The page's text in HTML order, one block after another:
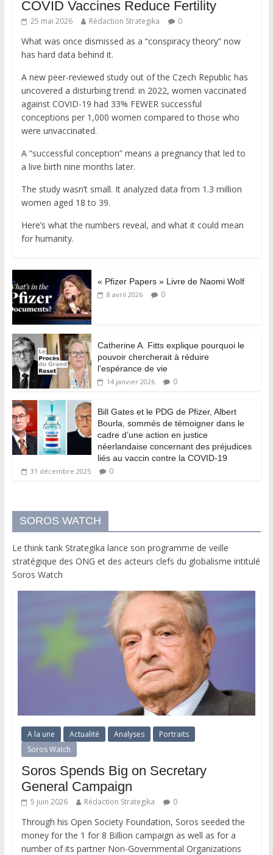
COVID Vaccines Reduce Fertility
25 mai 2026 Rédaction Strategika 0
What was once dismissed as a “conspiracy theory” now
has hard data behind it.
A new peer-reviewed study out of the Czech Republic has
uncovered a disturbing trend: in 2022, women vaccinated
against COVID-19 had 33% FEWER successful
conceptions per 1,000 women compared to those who
were unvaccinated.
A “successful conception” means a pregnancy that led to
a live birth nine months later.
The study wasn’t small. It analyzed data from 1.3 million
women aged 18 to 39.
Here’s what the numbers reveal, and what it could mean
for humanity.
« Pfizer Papers » Livre de Naomi Wolf
8 avril 2026 0
Catherine A. Fitts explique pourquoi le
pouvoir chercherait à réduire
l’espérance de vie
14 janvier 2026 0
Bill Gates et le PDG de Pfizer, Albert
Bourla, sommés de témoigner dans le
cadre d’une action en justice
néerlandaise concernant des préjudices
liés au vaccin contre la COVID-19
31 décembre 2025 0
SOROS WATCH
Le think tank Strategika lance son programme de veille
stratégique des ONG et des acteurs clefs du globalisme intitulé
Soros Watch
A la une Actualité Analyses
Portraits
Soros Watch
Soros Spends Big on Secretary
General Campaign
5 juin 2026 Rédaction Strategika 0
Through his Open Society Foundation, Soros seeded the
money for the 1 for 8 Billion campaign as well as for a
number of its partner Non-Governmental Organizations